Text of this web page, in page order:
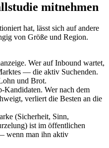
mitnehmen
hat, lässt sich auf andere
von Größe und Region.
Wer auf Inbound wartet,
— die aktiv Suchenden.
und Brot.
Kandidaten. Wer nach dem
verliert die Besten an die
(Sicherheit, Sinn,
ist im öffentlichen
wenn man ihn aktiv